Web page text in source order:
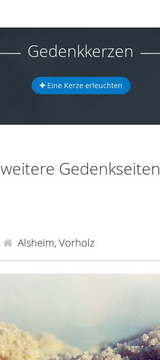
Gedenkkerzen
Eine Kerze erleuchten
weitere Gedenkseiten
Alsheim, Vorholz